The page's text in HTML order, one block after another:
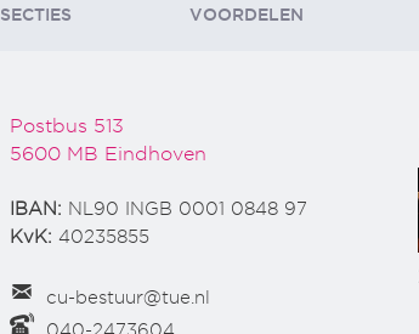
SECTIES VOORDELEN
Postbus 513
5600 MB Eindhoven
IBAN: NL90 INGB 0001 0848 97
KvK: 40235855
cu-bestuur@tue.nl
040-2473604